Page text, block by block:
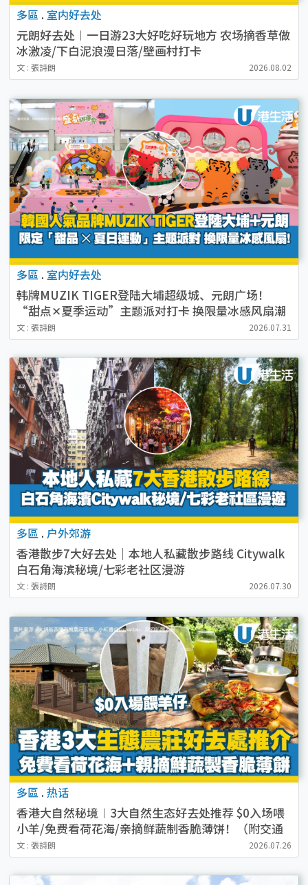
多區 . 室内好去处
元朗好去处︱一日游23大好吃好玩地方 农场摘香草做
冰激凌/下白泥浪漫日落/壁画村打卡
文 : 張詩朗 2026.08.02
多區 . 室内好去处
韩牌MUZIK TIGER登陆大埔超级城、元朗广场！
“甜点✕夏季运动”主题派对打卡 换限量冰感风扇潮
物
文 : 張詩朗 2026.07.31
多區 . 户外郊游
香港散步7大好去处｜本地人私藏散步路线 Citywalk
白石角海滨秘境/七彩老社区漫游
文 : 張詩朗 2026.07.30
多區 . 热话
香港大自然秘境︱3大自然生态好去处推荐 $0入场喂
小羊/免费看荷花海/亲摘鲜蔬制香脆薄饼！（附交通
攻略）
文 : 張詩朗 2026.07.26